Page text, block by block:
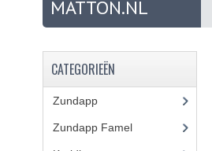
MATTON.NL
CATEGORIEËN
Zundapp(2591)
Zundapp Famel(61)